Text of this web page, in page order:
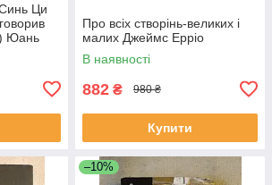
Ци
Юань
Про всіх створінь-великих і
малих Джеймс Ерріо
В наявності
882 ₴ 980 ₴
Купити
–10%